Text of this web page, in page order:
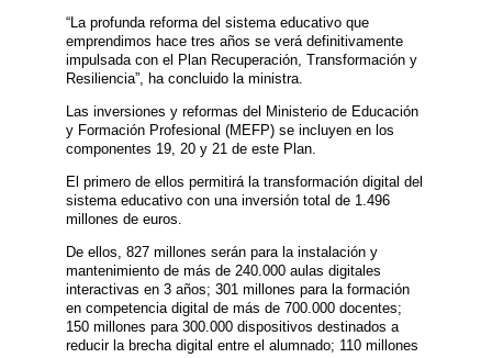
“La profunda reforma del sistema educativo que
emprendimos hace tres años se verá definitivamente
impulsada con el Plan Recuperación, Transformación y
Resiliencia”, ha concluido la ministra.
Las inversiones y reformas del Ministerio de Educación
y Formación Profesional (MEFP) se incluyen en los
componentes 19, 20 y 21 de este Plan.
El primero de ellos permitirá la transformación digital del
sistema educativo con una inversión total de 1.496
millones de euros.
De ellos, 827 millones serán para la instalación y
mantenimiento de más de 240.000 aulas digitales
interactivas en 3 años; 301 millones para la formación
en competencia digital de más de 700.000 docentes;
150 millones para 300.000 dispositivos destinados a
reducir la brecha digital entre el alumnado; 110 millones